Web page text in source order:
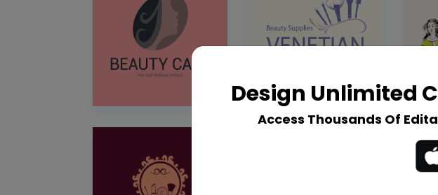
Design Unlimited
Access Thousands Of